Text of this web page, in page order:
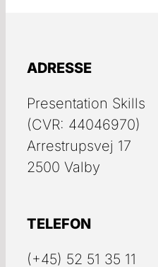
ADRESSE
Presentation Skills
(CVR: 44046970)
Arrestrupsvej 17
2500 Valby
TELEFON
(+45) 52 51 35 11